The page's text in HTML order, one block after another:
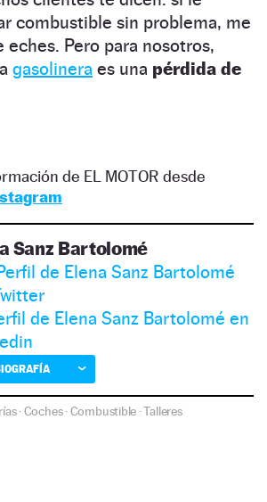
combustible sin problema, me
eches. Pero para nosotros,
gasolinera es una pérdida de
de EL MOTOR desde
Sanz Bartolomé
de Elena Sanz Bartolomé
de Elena Sanz Bartolomé en
·Coches·Combustible ·Talleres